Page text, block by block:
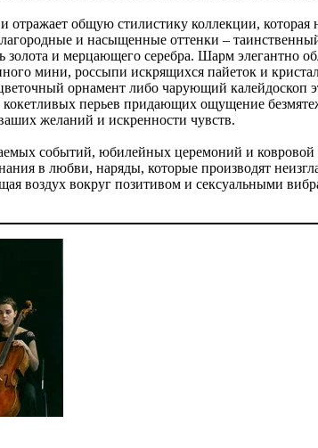
общую стилистику коллекции, которая
и насыщенные оттенки –
и мерцающего серебра. Шарм элегантно
мини, россыпи искрящихся пайеток и
орнамент либо чарующий калейдоскоп
перьев придающих ощущение
желаний и искренности чувств.
событий, юбилейных церемоний и ковровой
в любви, наряды, которые производят
воздух вокруг позитивом и сексуальными